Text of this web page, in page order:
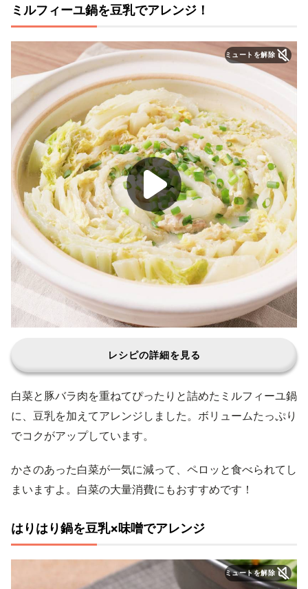
ミルフィーユ鍋を豆乳でアレンジ！
ミュートを解除
レシピの詳細を見る
白菜と豚バラ肉を重ねてぴったりと詰めたミルフィーユ鍋
に、豆乳を加えてアレンジしました。ボリュームたっぷり
でコクがアップしています。
かさのあった白菜が一気に減って、ペロッと食べられてし
まいますよ。白菜の大量消費にもおすすめです！
はりはり鍋を豆乳×味噌でアレンジ
ミュートを解除